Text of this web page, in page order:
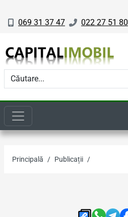
069 31 37 47 022 27 51 80
Principală Publicații